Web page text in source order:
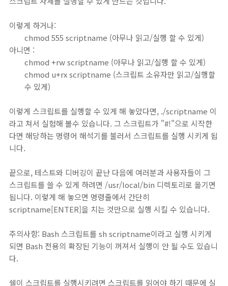
이렇게 하거나:
chmod 555 scriptname (아무나 읽고/실행 할 수 있게)
아니면 :
chmod +rw scriptname (아무나 읽고/실행 할 수 있게)
chmod u+rx scriptname (스크립트 소유자만 읽고/실행할
수 있게)
이렇게 스크립트를 실행할 수 있게 해 놓았다면, ./scriptname 이
라고 쳐서 실험해 볼수 있습니다. 그 스크립트가 "#!"으로 시작한
다면 해당하는 명령어 해석기를 불러서 스크립트를 실행 시키게 됩
니다.
끝으로, 테스트와 디버깅이 끝난 다음에 여러분과 사용자들이 그
스크립트를 쓸 수 있게 하려면 /usr/local/bin 디렉토리로 옮기면
됩니다. 이렇게 해 놓으면 명령줄에서 간단히
scriptname[ENTER]을 치는 것만으로 실행 시킬 수 있습니다.
주의사항: Bash 스크립트를 sh scriptname이라고 실행 시키게
되면 Bash 전용의 확장된 기능이 꺼져서 실행이 안 될 수도 있습니
다.
쉘이 스크립트를 실행시키려면 스크립트를 읽어야 하기 때문에 실